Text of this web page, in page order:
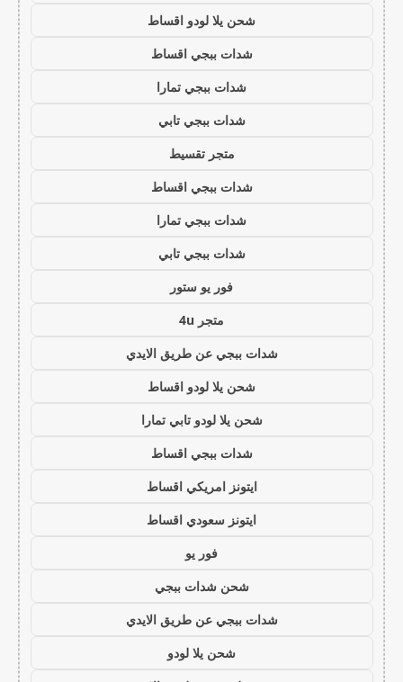
شحن يلا لودو اقساط
شدات ببجي اقساط
شدات ببجي تمارا
شدات ببجي تابي
متجر تقسيط
شدات ببجي اقساط
شدات ببجي تمارا
شدات ببجي تابي
فور يو ستور
متجر 4u
شدات ببجي عن طريق الايدي
شحن يلا لودو اقساط
شحن يلا لودو تابي تمارا
شدات ببجي اقساط
ايتونز امريكي اقساط
ايتونز سعودي اقساط
فور يو
شحن شدات ببجي
شدات ببجي عن طريق الايدي
شحن يلا لودو